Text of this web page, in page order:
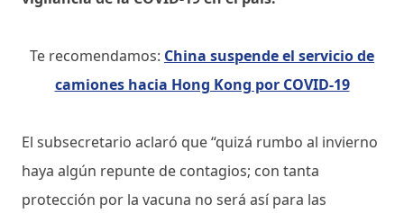
Te recomendamos: China suspende el servicio de
camiones hacia Hong Kong por COVID-19
El subsecretario aclaró que “quizá rumbo al invierno
haya algún repunte de contagios; con tanta
protección por la vacuna no será así para las